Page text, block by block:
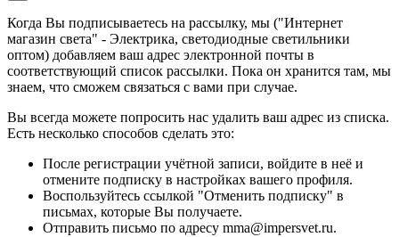
Когда Вы подписываетесь на рассылку, мы ("Интернет
магазин света" - Электрика, светодиодные светильники
оптом) добавляем ваш адрес электронной почты в
соответствующий список рассылки. Пока он хранится там, мы
знаем, что сможем связаться с вами при случае.
Вы всегда можете попросить нас удалить ваш адрес из списка.
Есть несколько способов сделать это:
После регистрации учётной записи, войдите в неё и
отмените подписку в настройках вашего профиля.
Воспользуйтесь ссылкой "Отменить подписку" в
письмах, которые Вы получаете.
Отправить письмо по адресу mma@impersvet.ru.